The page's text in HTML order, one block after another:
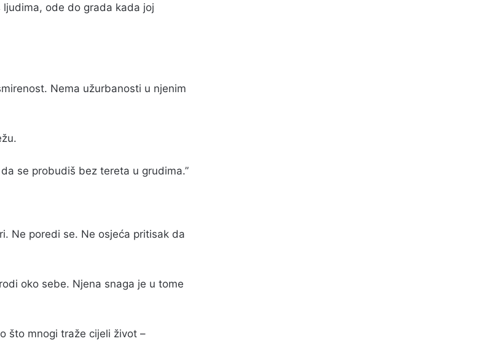
ode do grada kada joj
Nema užurbanosti u njenim
se probudiš bez tereta u grudima.”
Ne poredi se. Ne osjeća pritisak da
oko sebe. Njena snaga je u tome
što mnogi traže cijeli život –